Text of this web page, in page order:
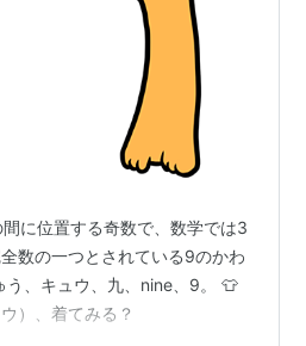
に位置する奇数で、数学では3
数の一つとされている9のかわ
う、キュウ、九、nine、9。 👕
）、着てみる？